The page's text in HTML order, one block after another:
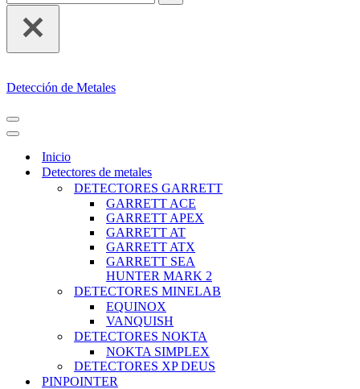
Detección de Metales
MENÚ
DE
NAVEGACIÓN
MENÚ
DE
NAVEGACIÓN
Inicio
Detectores de metales
DETECTORES GARRETT
GARRETT ACE
GARRETT APEX
GARRETT AT
GARRETT ATX
GARRETT SEA
HUNTER MARK 2
DETECTORES MINELAB
EQUINOX
VANQUISH
DETECTORES NOKTA
NOKTA SIMPLEX
DETECTORES XP DEUS
PINPOINTER